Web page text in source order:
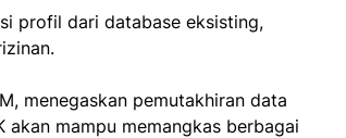
profil dari database eksisting,
menegaskan pemutakhiran data
akan mampu memangkas berbagai